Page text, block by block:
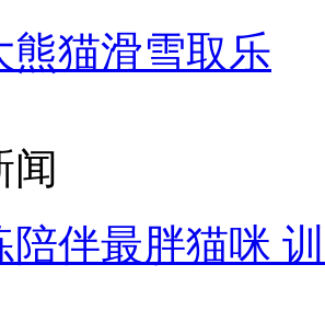
熊猫滑雪取乐
闻
陪伴最胖猫咪